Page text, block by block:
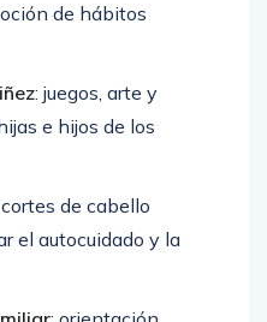
de hábitos
: juegos, arte y
e hijos de los
de cabello
el autocuidado y la